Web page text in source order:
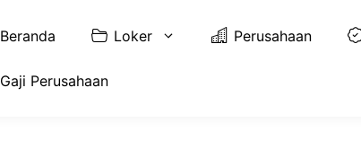
Beranda Loker Perusahaan
Gaji Perusahaan